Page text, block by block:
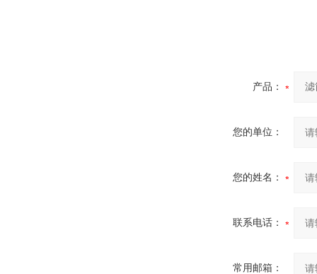
产品：
您的单位：
您的姓名：
联系电话：
常用邮箱：